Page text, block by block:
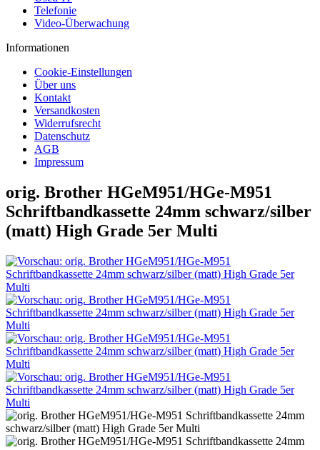
Telefonie
Video-Überwachung
Informationen
Cookie-Einstellungen
Über uns
Kontakt
Versandkosten
Widerrufsrecht
Datenschutz
AGB
Impressum
orig. Brother HGeM951/HGe-M951
Schriftbandkassette 24mm schwarz/silber
(matt) High Grade 5er Multi